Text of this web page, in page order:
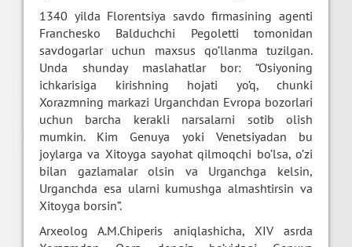
1340 yilda Florentsiya savdo firmasining agenti
Franchesko Balduchchi Pegoletti tomonidan
savdogarlar uchun maxsus qo’llanma tuzilgan.
Unda shunday maslahatlar bor: “Osiyoning
ichkarisiga kirishning hojati yo’q, chunki
Xorazmning markazi Urganchdan Evropa bozorlari
uchun barcha kerakli narsalarni sotib olish
mumkin. Kim Genuya yoki Venetsiyadan bu
joylarga va Xitoyga sayohat qilmoqchi bo’lsa, o’zi
bilan gazlamalar olsin va Urganchga kelsin,
Urganchda esa ularni kumushga almashtirsin va
Xitoyga borsin”.
Arxeolog A.M.Chiperis aniqlashicha, XIV asrda